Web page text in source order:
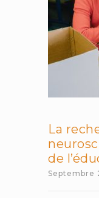
La
de
Septembre